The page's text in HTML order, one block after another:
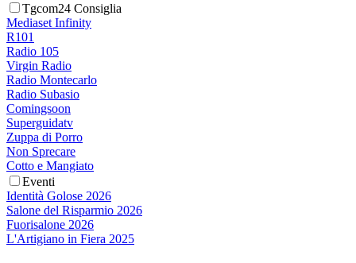
Tgcom24 Consiglia
Mediaset Infinity
R101
Radio 105
Virgin Radio
Radio Montecarlo
Radio Subasio
Comingsoon
Superguidatv
Zuppa di Porro
Non Sprecare
Cotto e Mangiato
Eventi
Identità Golose 2026
Salone del Risparmio 2026
Fuorisalone 2026
L'Artigiano in Fiera 2025